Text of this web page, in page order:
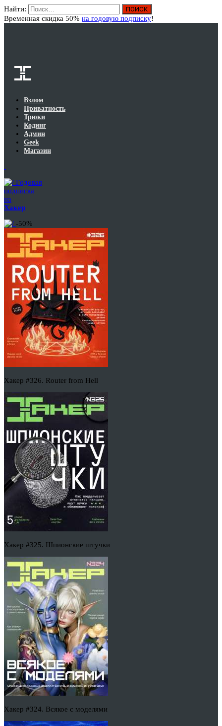
Найти:
Временная скидка 50% на годовую подписку!
Взлом
Приватность
Трюки
Кодинг
Админ
Geek
Магазин
Годовая
подписка
на
Хакер
-50%
Хакер #326. Router from Hell
Хакер #325. Шпионские штучки
Хакер #324. Всякое с моделями